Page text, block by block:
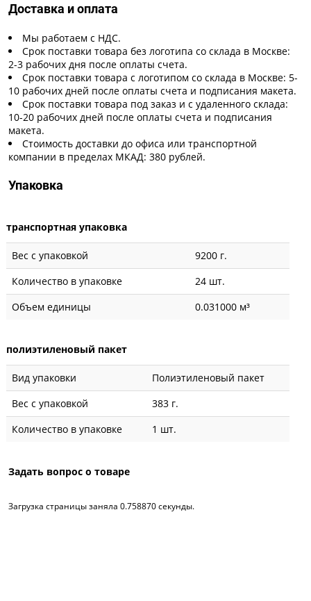
Доставка и оплата
Мы работаем с НДС.
Срок поставки товара без логотипа со склада в Москве:
2-3 рабочих дня после оплаты счета.
Срок поставки товара с логотипом со склада в Москве: 5-
10 рабочих дней после оплаты счета и подписания макета.
Срок поставки товара под заказ и с удаленного склада:
10-20 рабочих дней после оплаты счета и подписания
макета.
Стоимость доставки до офиса или транспортной
компании в пределах МКАД: 380 рублей.
Упаковка
транспортная упаковка
Вес с упаковкой
9200 г.
Количество в упаковке
24 шт.
Объем единицы
0.031000 м³
полиэтиленовый пакет
Вид упаковки
Полиэтиленовый пакет
Вес с упаковкой
383 г.
Количество в упаковке
1 шт.
Задать вопрос о товаре
Загрузка страницы заняла 0.758870 секунды.